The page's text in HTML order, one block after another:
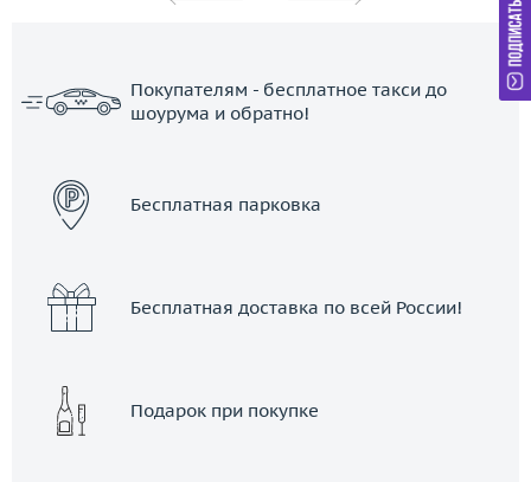
Покупателям - бесплатное такси до
шоурума и обратно!
Бесплатная парковка
Бесплатная доставка по всей России!
Подарок при покупке